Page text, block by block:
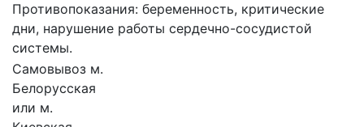
Противопоказания: беременность, критические
дни, нарушение работы сердечно-сосудистой
системы.
Самовывоз м.
Белорусская
или м.